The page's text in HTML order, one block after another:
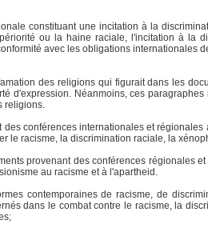
constituant une incitation à la
ou la haine raciale, l'incitation à la
avec les obligations internationales
des religions qui figurait dans les
d'expression. Néanmoins, ces
religions.
conférences internationales et
le racisme, la discrimination raciale, la
provenant des conférences régionales
au racisme et à l'apartheid.
contemporaines de racisme, de
dans le combat contre le racisme, la